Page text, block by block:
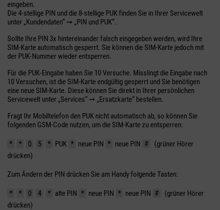
eingeben.
Die 4-stellige PIN und die 8-stellige PUK finden Sie in Ihrer Servicewelt
unter „Kundendaten“ ➞ „PIN und PUK“.
Sollte Ihre PIN 3x hintereinander falsch eingegeben werden, wird Ihre
SIM-Karte automatisch gesperrt. Sie können die SIM-Karte jedoch mit
der PUK-Nummer wieder entsperren.
Für die PUK-Eingabe haben Sie 10 Versuche. Misslingt die Eingabe nach
10 Versuchen, ist die SIM-Karte endgültig gesperrt und Sie benötigen
eine neue SIM-Karte. Diese können Sie direkt in Ihrer persönlichen
Servicewelt unter „Services“ ➞ „Ersatzkarte“ bestellen.
Fragt Ihr Mobiltelefon den PUK nicht automatisch ab, so können Sie
folgenden GSM-Code nutzen, um die SIM-Karte zu entsperren:
* * 0 5 * PUK * neue PIN * neue PIN #
(grüner Hörer
drücken)
Zum Ändern der PIN drücken Sie am Handy folgende Tasten:
* * 0 4 * alte PIN * neue PIN * neue PIN #
(grüner Hörer
drücken)